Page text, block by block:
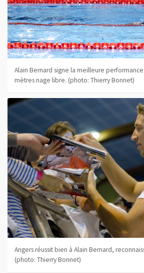
Alain Bernard signe la meilleure
mètres nage libre. (photo: Thierry Bonnet)
Angers réussit bien à Alain Bernard,
(photo: Thierry Bonnet)